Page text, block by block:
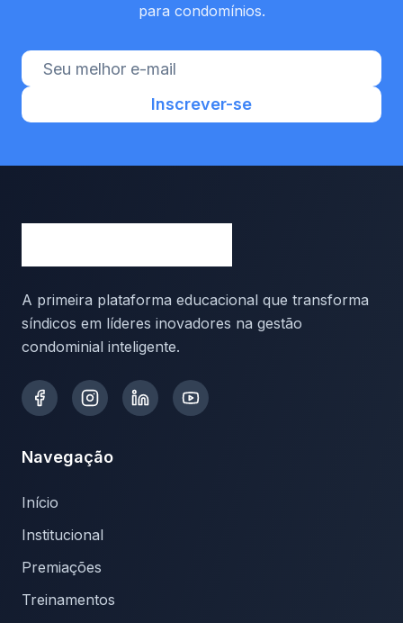
para condomínios.
Inscrever-se
A primeira plataforma educacional que transforma
síndicos em líderes inovadores na gestão
condominial inteligente.
Navegação
Início
Institucional
Premiações
Treinamentos